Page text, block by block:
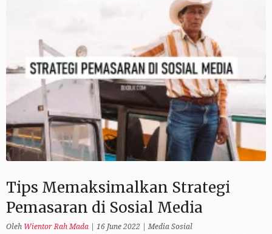
Tips Memaksimalkan Strategi
Pemasaran di Sosial Media
Oleh Wientor Rah Mada 16 June 2022 |Media Sosial